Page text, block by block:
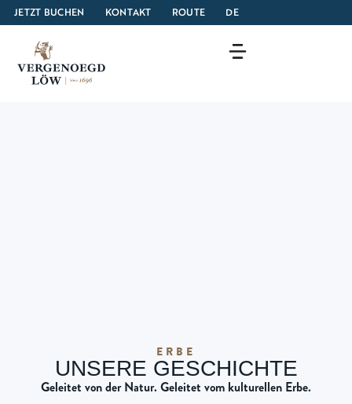
JETZT BUCHEN KONTAKT ROUTE DE
ERBE
UNSERE GESCHICHTE
Geleitet von der Natur. Geleitet vom kulturellen Erbe.